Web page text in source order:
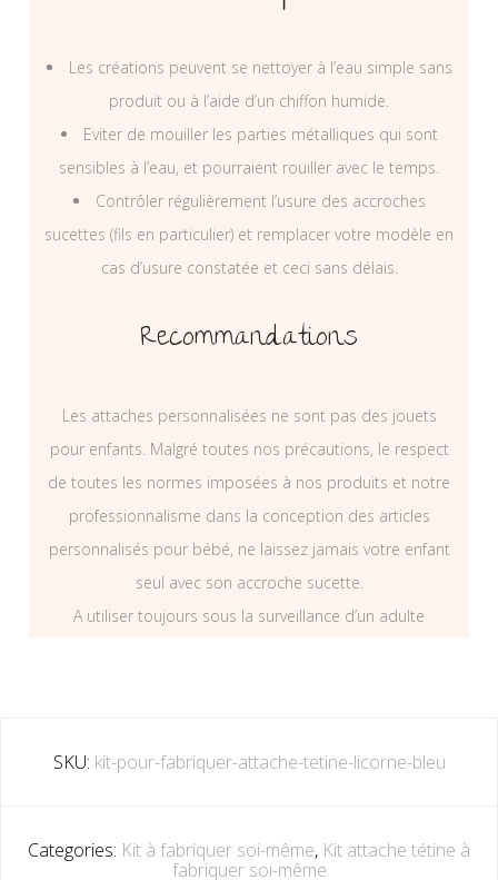
Les créations peuvent se nettoyer à l’eau simple sans
produit ou à l’aide d’un chiffon humide.
Eviter de mouiller les parties métalliques qui sont
sensibles à l’eau, et pourraient rouiller avec le temps.
Contrôler régulièrement l’usure des accroches
sucettes (fils en particulier) et remplacer votre modèle en
cas d’usure constatée et ceci sans délais.
Recommandations
Les attaches personnalisées ne sont pas des jouets
pour enfants. Malgré toutes nos précautions, le respect
de toutes les normes imposées à nos produits et notre
professionnalisme dans la conception des articles
personnalisés pour bébé, ne laissez jamais votre enfant
seul avec son accroche sucette.
A utiliser toujours sous la surveillance d’un adulte
SKU: kit-pour-fabriquer-attache-tetine-licorne-bleu
Categories: Kit à fabriquer soi-même, Kit attache tétine à
fabriquer soi-même